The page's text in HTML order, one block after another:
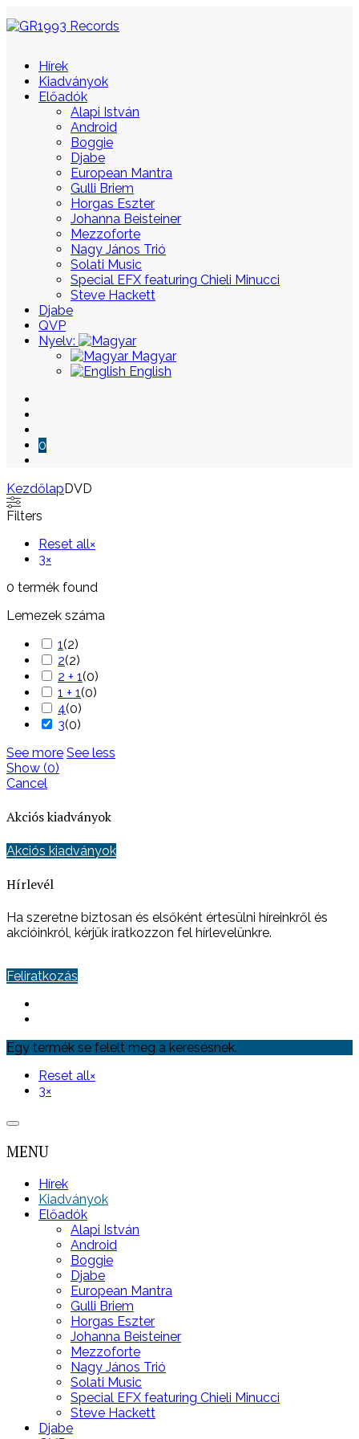
Hírek
Kiadványok
Előadók
Alapi István
Android
Boggie
Djabe
European Mantra
Gulli Briem
Horgas Eszter
Johanna Beisteiner
Mezzoforte
Nagy János Trió
Solati Music
Special EFX featuring Chieli Minucci
Steve Hackett
Djabe
QVP
Nyelv:
Magyar
English
0
KezdőlapDVD
Skip
to
Filters
Reset all×
3×
0 termék found
Lemezek száma
1(2)
2(2)
2 + 1(0)
1 + 1(0)
4(0)
3(0)
See more See less
Show (0)
Cancel
Akciós kiadványok
Akciós kiadványok
Hírlevél
Ha szeretne biztosan és elsőként értesülni híreinkről és
akcióinkról, kérjük iratkozzon fel hírlevelünkre.
Feliratkozás
Egy termék se felelt meg a keresésnek.
Reset all×
3×
MENU
Hírek
Kiadványok
Előadók
Alapi István
Android
Boggie
Djabe
European Mantra
Gulli Briem
Horgas Eszter
Johanna Beisteiner
Mezzoforte
Nagy János Trió
Solati Music
Special EFX featuring Chieli Minucci
Steve Hackett
Djabe